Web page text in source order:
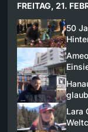
FREITAG, 21.
50
Lara